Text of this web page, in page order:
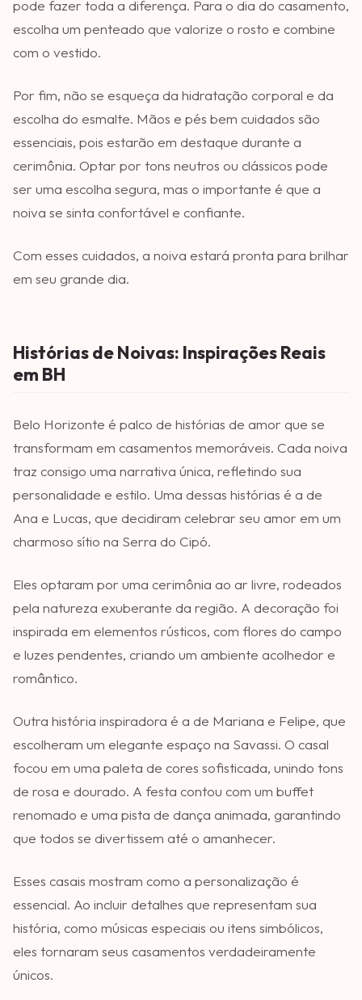
pode fazer toda a diferença. Para o dia do casamento,
escolha um penteado que valorize o rosto e combine
com o vestido.
Por fim, não se esqueça da hidratação corporal e da
escolha do esmalte. Mãos e pés bem cuidados são
essenciais, pois estarão em destaque durante a
cerimônia. Optar por tons neutros ou clássicos pode
ser uma escolha segura, mas o importante é que a
noiva se sinta confortável e confiante.
Com esses cuidados, a noiva estará pronta para brilhar
em seu grande dia.
Histórias de Noivas: Inspirações Reais
em BH
Belo Horizonte é palco de histórias de amor que se
transformam em casamentos memoráveis. Cada noiva
traz consigo uma narrativa única, refletindo sua
personalidade e estilo. Uma dessas histórias é a de
Ana e Lucas, que decidiram celebrar seu amor em um
charmoso sítio na Serra do Cipó.
Eles optaram por uma cerimônia ao ar livre, rodeados
pela natureza exuberante da região. A decoração foi
inspirada em elementos rústicos, com flores do campo
e luzes pendentes, criando um ambiente acolhedor e
romântico.
Outra história inspiradora é a de Mariana e Felipe, que
escolheram um elegante espaço na Savassi. O casal
focou em uma paleta de cores sofisticada, unindo tons
de rosa e dourado. A festa contou com um buffet
renomado e uma pista de dança animada, garantindo
que todos se divertissem até o amanhecer.
Esses casais mostram como a personalização é
essencial. Ao incluir detalhes que representam sua
história, como músicas especiais ou itens simbólicos,
eles tornaram seus casamentos verdadeiramente
únicos.